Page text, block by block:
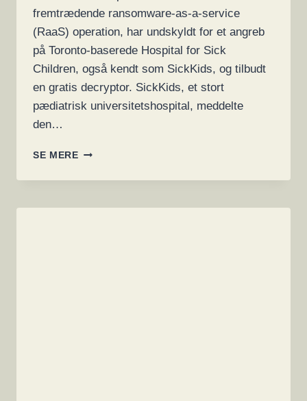
fremtrædende ransomware-as-a-service
(RaaS) operation, har undskyldt for et angreb
på Toronto-baserede Hospital for Sick
Children, også kendt som SickKids, og tilbudt
en gratis decryptor. SickKids, et stort
pædiatrisk universitetshospital, meddelte
den…
SE MERELOCKBIT
FOR
MOD